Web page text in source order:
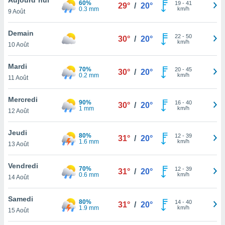
et
»,
au
vous
qu'ils
ou
le
ainsi
un
la
du
9 Août
60%
0.3 mm
29° / 20° 19- 41
km/h
Demain
10 Août
30° / 20° 22- 50
km/h
Mardi
11 Août
70%
0.2 mm
30° / 20° 20- 45
km/h
Mercredi
12 Août
90%
1 mm
30° / 20° 16- 40
km/h
Jeudi
13 Août
80%
1.6 mm
31° / 20° 12- 39
km/h
Vendredi
14 Août
70%
0.6 mm
31° / 20° 12- 39
km/h
Samedi
15 Août
80%
1.9 mm
31° / 20° 14- 40
km/h